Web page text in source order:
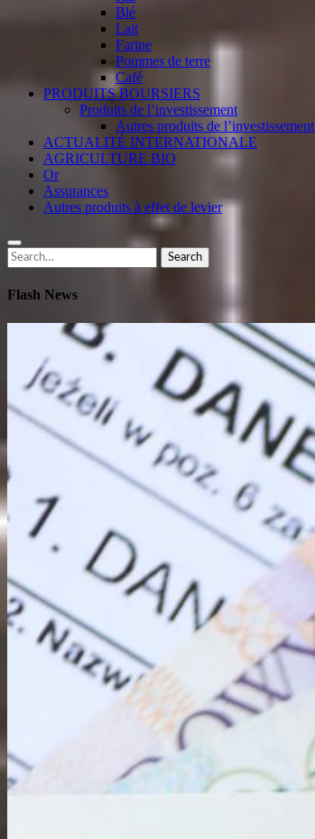
Blé
Lait
Farine
Pommes de terre
Café
PRODUITS BOURSIERS
Produits de l’investissement
Autres produits de l’investissement
ACTUALITÉ INTERNATIONALE
AGRICULTURE BIO
Or
Assurances
Autres produits à effet de levier
Search
for:
Search
Flash News